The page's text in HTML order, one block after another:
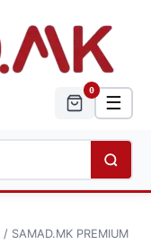
0
☰
/ SAMAD.MK PREMIUM